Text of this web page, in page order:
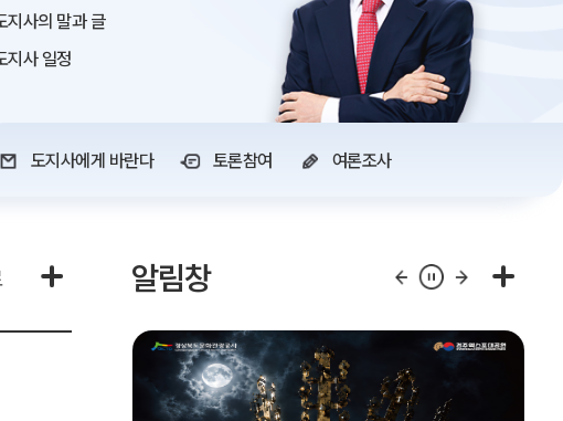
지사의 말과 글
지사 일정
도지사에게 바란다 토론참여 여론조사
알림창